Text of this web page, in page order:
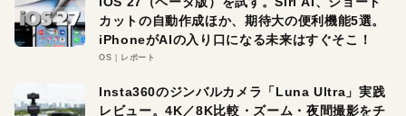
カットの自動作成ほか、期待大の便利機能5選。
iPhoneがAIの入り口になる未来はすぐそこ！
OS レポート
Insta360のジンバルカメラ「Luna Ultra」実践
レビュー。4K／8K比較・ズーム・夜間撮影をチ